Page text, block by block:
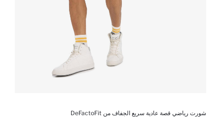
شورت رياضي قصة عادية سريع الجفاف من DeFactoFit